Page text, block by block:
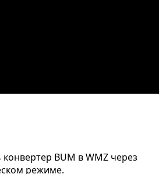
BUM в WMZ через
режиме.